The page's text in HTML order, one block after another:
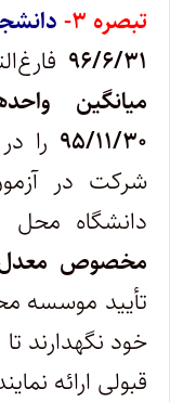
تبصره ۳-
۹۶/۶/۳۱
میانگین
۹۵/۱۱/۳۰ را
شرکت در
دانشگاه
مخصوص
تأیید موسسه
خود نگهدارند
قبولی ارائه